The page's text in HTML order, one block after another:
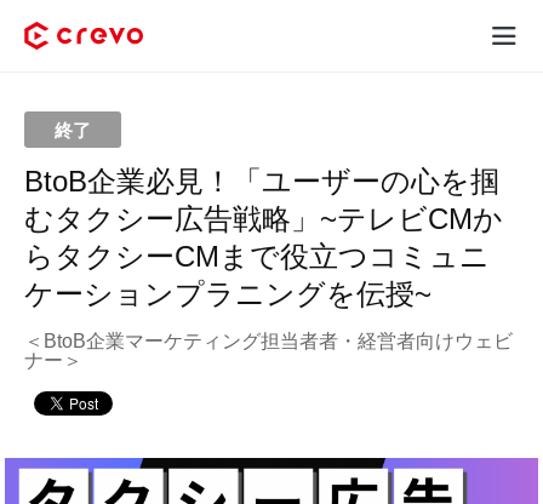
採用コンテンツ制作
サービス
制作実績
料金
お客様の声
お役立ち情報
終了
BtoB企業必見！「ユーザーの心を掴
むタクシー広告戦略」~テレビCMか
らタクシーCMまで役立つコミュニ
ケーションプラニングを伝授~
＜BtoB企業マーケティング担当者者・経営者向けウェビ
ナー＞